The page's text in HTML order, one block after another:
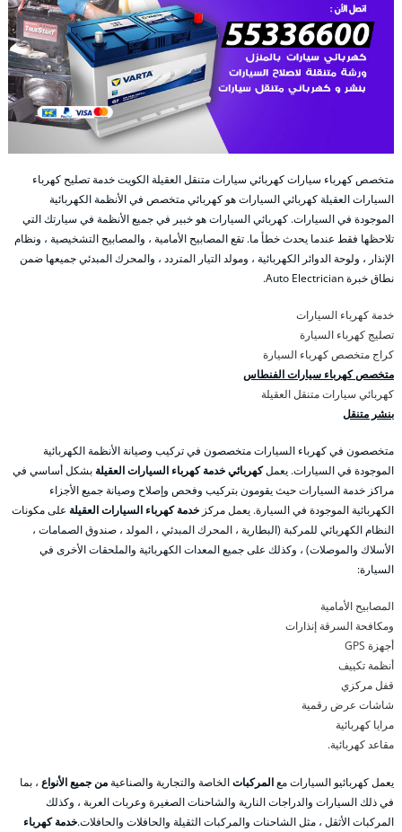
متخصص كهرباء سيارات كهربائي سيارات متنقل العقيلة الكويت خدمة تصليح كهرباء
السيارات العقيلة كهربائي السيارات هو كهربائي متخصص في الأنظمة الكهربائية
الموجودة في السيارات. كهربائي السيارات هو خبير في جميع الأنظمة في سيارتك التي
تلاحظها فقط عندما يحدث خطأ ما. تقع المصابيح الأمامية ، والمصابيح التشخيصية ، ونظام
الإنذار ، ولوحة الدوائر الكهربائية ، ومولد التيار المتردد ، والمحرك المبدئي جميعها ضمن
نطاق خبرة Auto Electrician.
خدمة كهرباء السيارات
تصليج كهرباء السيارة
كراج متخصص كهرباء السيارة
متخصص كهرباء سيارات الفنطاس
كهربائي سيارات متنقل العقيلة
بنشر متنقل
متخصصون في كهرباء السيارات متخصصون في تركيب وصيانة الأنظمة الكهربائية
الموجودة في السيارات. يعملكهربائي خدمة كهرباء السيارات العقيلة بشكل أساسي في
مراكز خدمة السيارات حيث يقومون بتركيب وفحص وإصلاح وصيانة جميع الأجزاء
الكهربائية الموجودة في السيارة. يعمل مركز خدمة كهرباء السيارات العقيلة على مكونات
النظام الكهربائي للمركبة (البطارية ، المحرك المبدئي ، المولد ، صندوق الصمامات ،
الأسلاك والموصلات) ، وكذلك على جميع المعدات الكهربائية والملحقات الأخرى في
السيارة:
المصابيح الأمامية
ومكافحة السرقة إنذارات
أجهزة GPS
أنظمة تكييف
قفل مركزي
شاشات عرض رقمية
مرايا كهربائية
مقاعد كهربائية.
يعمل كهربائيو السيارات معالمركباتالخاصة والتجارية والصناعيةمن جميع الأنواع ، بما
في ذلك السيارات والدراجات النارية والشاحنات الصغيرة وعربات العربة ، وكذلك
المركبات الأثقل ، مثل الشاحنات والمركبات الثقيلة والحافلات والحافلات.خدمة كهرباء